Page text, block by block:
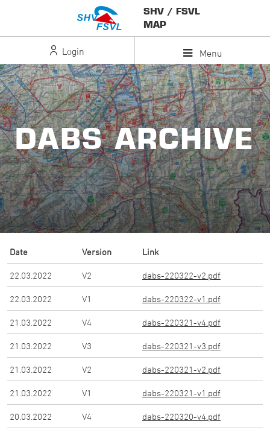
SHV / FSVL
MAP
Login Menu
DABS ARCHIVE
Date Version Link
22.03.2022 V2 dabs-220322-v2.pdf
22.03.2022 V1 dabs-220322-v1.pdf
21.03.2022 V4 dabs-220321-v4.pdf
21.03.2022 V3 dabs-220321-v3.pdf
21.03.2022 V2 dabs-220321-v2.pdf
21.03.2022 V1 dabs-220321-v1.pdf
20.03.2022 V4 dabs-220320-v4.pdf